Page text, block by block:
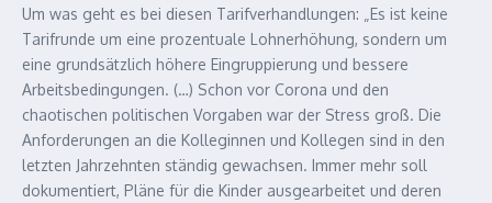
Um was geht es bei diesen Tarifverhandlungen: „Es ist keine
Tarifrunde um eine prozentuale Lohnerhöhung, sondern um
eine grundsätzlich höhere Eingruppierung und bessere
Arbeitsbedingungen. (…) Schon vor Corona und den
chaotischen politischen Vorgaben war der Stress groß. Die
Anforderungen an die Kolleginnen und Kollegen sind in den
letzten Jahrzehnten ständig gewachsen. Immer mehr soll
dokumentiert, Pläne für die Kinder ausgearbeitet und deren